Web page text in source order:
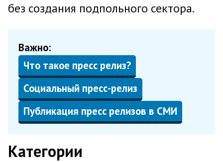
без создания подпольного сектора.
Важно:
Что такое пресс релиз?
Социальный пресс-релиз
Публикация пресс релизов в СМИ
Категории